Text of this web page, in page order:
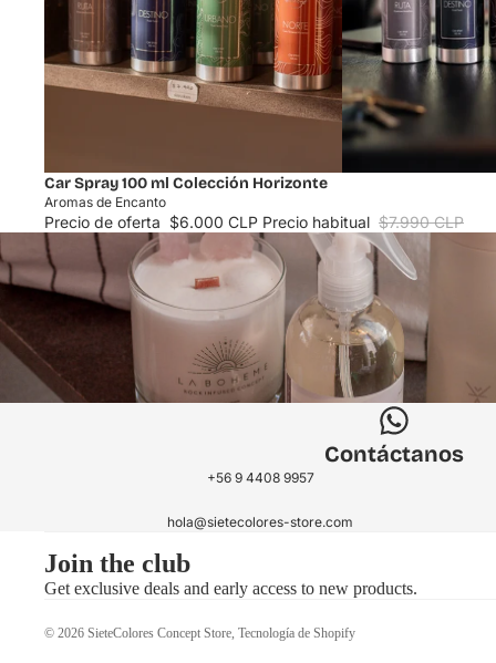
Cosmética
Cuidado Corporal
Cuidado Facial
Fotografías Fauna
Fotografías Aves
Ver todo
Cosmética Natural
Ver todo
Raíz Austral
Plantas
Ver todo
Sestre Concept Store
Oferta
Car Spray 100 ml Colección Horizonte
Aromas de Encanto
Precio de oferta $6.000 CLP Precio habitual $7.990 CLP
Contáctanos
+56 9 4408 9957
hola@sietecolores-store.com
Join the club
Get exclusive deals and early access to new products.
© 2026 SieteColores Concept Store, Tecnología de Shopify